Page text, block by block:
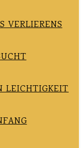
VERLIERENS
LEICHTIGKEIT